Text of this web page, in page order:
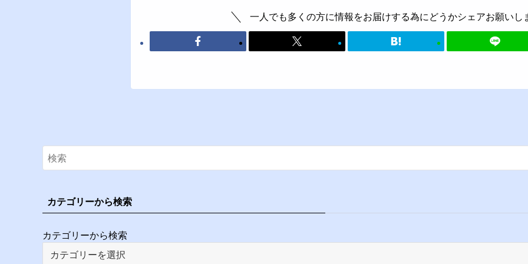
一人でも多くの方に情報をお届けする為にどうかシェアお願いし
カテゴリーから検索
カテゴリーから検索